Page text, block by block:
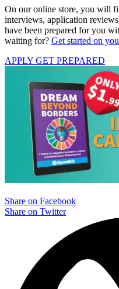
On our online store, you will
interviews, application
have been prepared for you
waiting for? Get started on
APPLY GET PREPARED
Share on Facebook
Share on Twitter